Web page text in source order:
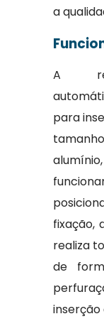
a
A
para
fixação,
realiza
de